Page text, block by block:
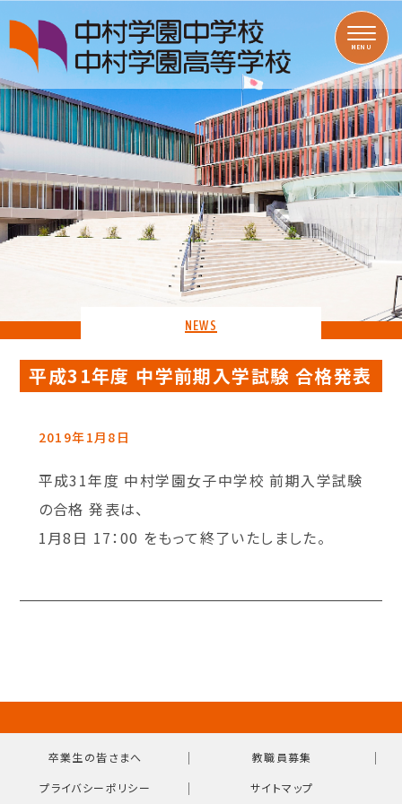
MENU
NEWS
平成31年度 中学前期入学試験 合格発表
2019年1月8日
平成31年度 中村学園女子中学校 前期入学試験
の合格 発表は、
1月8日 17：00 をもって終了いたしました。
卒業生の皆さまへ ｜ 教職員募集 ｜
プライバシーポリシー ｜ サイトマップ